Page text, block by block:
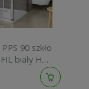
90 szkło
biały H